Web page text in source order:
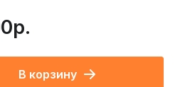
Саундбары
В корзину